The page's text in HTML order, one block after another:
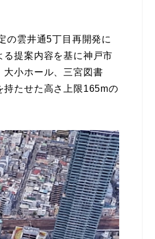
の雲井通5丁目再開発に
提案内容を基に神戸市
大小ホール、三宮図書
持たせた高さ上限165mの